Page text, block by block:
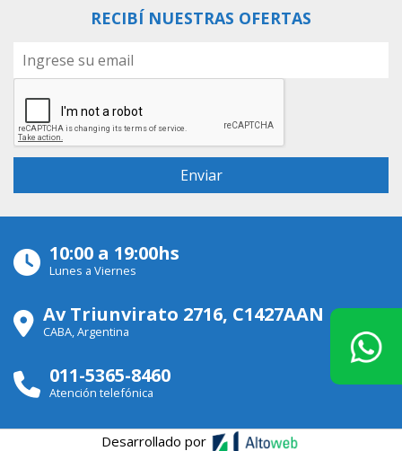
RECIBÍ NUESTRAS OFERTAS
10:00 a 19:00hs
Lunes a Viernes
Av Triunvirato 2716, C1427AAN
CABA, Argentina
011-5365-8460
Atención telefónica
Desarrollado por